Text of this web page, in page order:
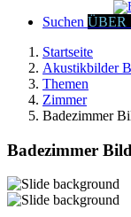
Suchen ÜBER
Startseite
Akustikbilder
Themen
Zimmer
Badezimmer
Badezimmer